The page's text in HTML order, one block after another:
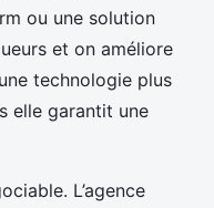
ou une solution
et on améliore
technologie plus
elle garantit une
L’agence